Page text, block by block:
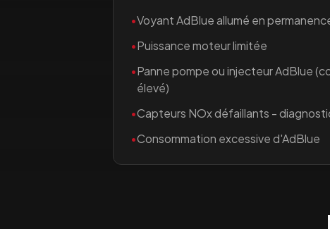
•Voyant AdBlue allumé en
•Puissance moteur limitée
•Panne pompe ou injecteur AdBlue
élevé)
•Capteurs NOx défaillants -
•Consommation excessive d'AdBlue